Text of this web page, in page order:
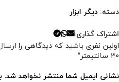
دسته: دیگر ابزار
اشتراک گذاری:
اولین نفری باشید که دیدگاهی را
30 سانتیمتر”
نشانی ایمیل شما منتشر نخواهد شد.